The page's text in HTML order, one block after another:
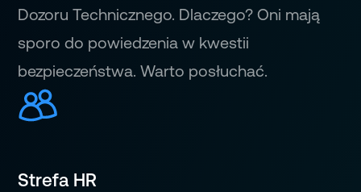
Dozoru Technicznego. Dlaczego? Oni mają
sporo do powiedzenia w kwestii
bezpieczeństwa. Warto posłuchać.
Strefa HR